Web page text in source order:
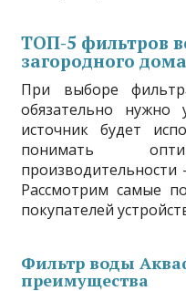
ТОП-5 фильтров
загородного дома
При выборе
обязательно нужно
источник будет
понимать
производительности
Рассмотрим самые
покупателей
Фильтр воды
преимущества